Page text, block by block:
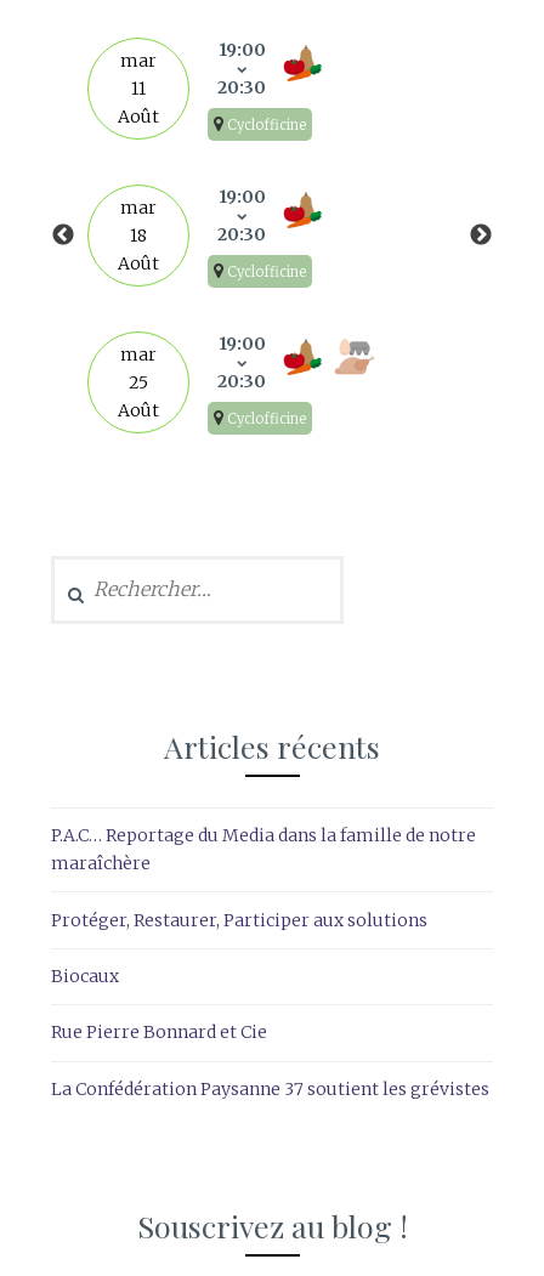
mar
11
Août
19:00
20:30
Cyclofficine
mar
18
Août
19:00
20:30
Cyclofficine
mar
25
Août
19:00
20:30
Cyclofficine
Articles récents
P.A.C… Reportage du Media dans la famille de notre
maraîchère
Protéger, Restaurer, Participer aux solutions
Biocaux
Rue Pierre Bonnard et Cie
La Confédération Paysanne 37 soutient les grévistes
Souscrivez au blog !